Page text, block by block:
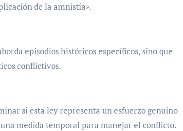
de la amnistía».
episodios históricos específicos, sino que
conflictivos.
si esta ley representa un esfuerzo genuino
medida temporal para manejar el conflicto.